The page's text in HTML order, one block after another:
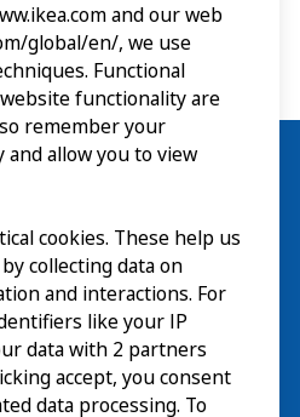
EN
and our web
global/en/, we use
Functional
functionality are
remember your
and allow you to view
cookies. These help us
collecting data on
and interactions. For
like your IP
data with 2 partners
accept, you consent
data processing. To